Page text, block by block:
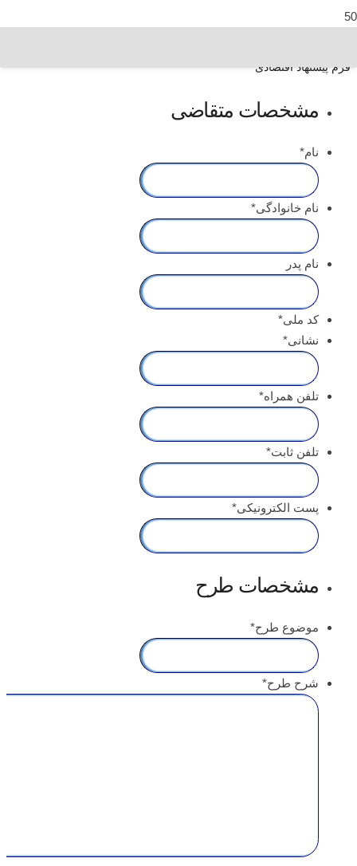
فرم پیشنهاد اقتصادی
مشخصات متقاضی
نام*
نام خانوادگی*
نام پدر
کد ملی*
نشانی*
تلفن همراه*
تلفن ثابت*
پست الکترونیکی*
مشخصات طرح
موضوع طرح*
شرح طرح*